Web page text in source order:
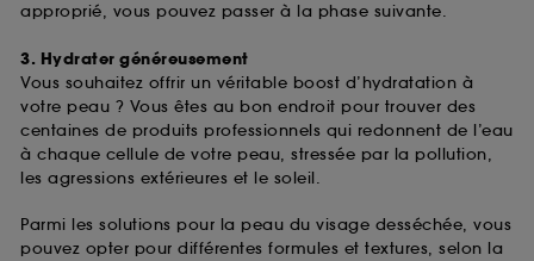
approprié, vous pouvez passer à la phase suivante.
3. Hydrater généreusement
Vous souhaitez offrir un véritable boost d’hydratation à
votre peau ? Vous êtes au bon endroit pour trouver des
centaines de produits professionnels qui redonnent de l’eau
à chaque cellule de votre peau, stressée par la pollution,
les agressions extérieures et le soleil.
Parmi les solutions pour la peau du visage desséchée, vous
pouvez opter pour différentes formules et textures, selon la